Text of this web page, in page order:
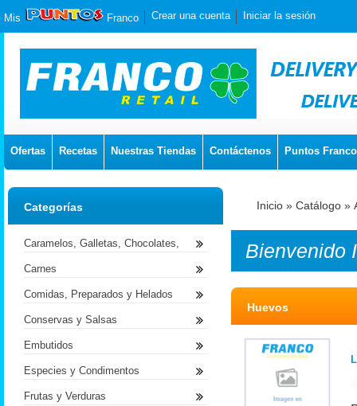
Mis Franco Crear una cuenta Iniciar la sesión
Ofertas Recetas Nuestras Tiendas Contáctenos Puntos Franco
Inicio » Catálogo »
Bienvenido
Huevos
Categorías
Caramelos, Galletas, Chocolates,
Carnes
Comidas, Preparados y Helados
Conservas y Salsas
Embutidos
Especies y Condimentos
Frutas y Verduras